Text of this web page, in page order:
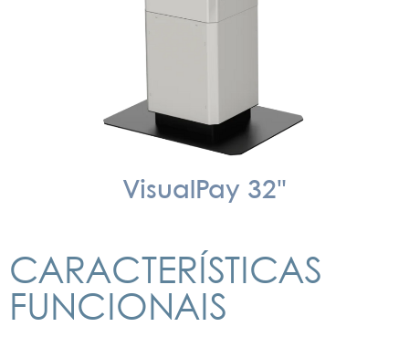
VisualPay 32"
CARACTERÍSTICAS
FUNCIONAIS